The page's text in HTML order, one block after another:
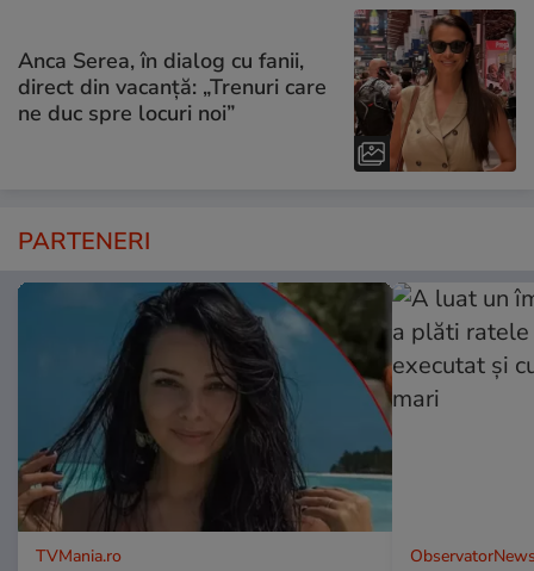
Anca Serea, în dialog cu fanii,
direct din vacanță: „Trenuri care
ne duc spre locuri noi”
PARTENERI
TVMania.ro